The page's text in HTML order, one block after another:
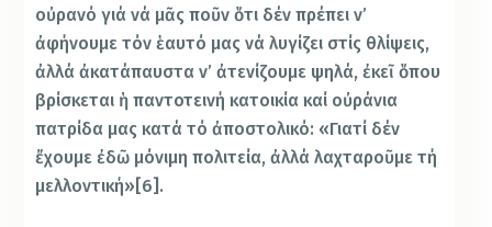
οὐρανό γιά νά μᾶς ποῦν ὅτι δέν πρέπει ν’
ἀφήνουμε τόν ἑαυτό μας νά λυγίζει στίς θλίψεις,
ἀλλά ἀκατάπαυστα ν’ ἀτενίζουμε ψηλά, ἐκεῖ ὅπου
βρίσκεται ἡ παντοτεινή κατοικία καί οὐράνια
πατρίδα μας κατά τό ἀποστολικό: «Γιατί δέν
ἔχουμε ἐδῶ μόνιμη πολιτεία, ἀλλά λαχταροῦμε τή
μελλοντική»[6].